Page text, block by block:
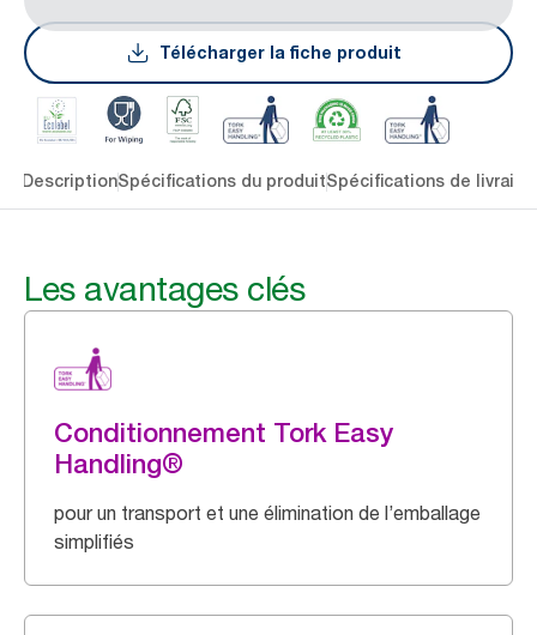
Télécharger la fiche produit
DescriptionSpécifications du produitSpécifications de
Les avantages clés
Conditionnement Tork Easy
Handling®
pour un transport et une élimination de l’emballage
simplifiés